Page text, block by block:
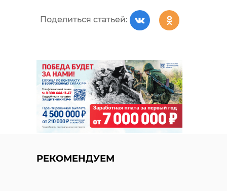
Поделиться статьей:
РЕКОМЕНДУЕМ